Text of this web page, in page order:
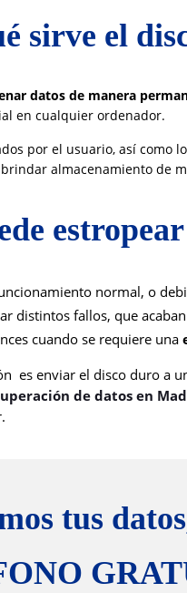
sirve el
datos de manera
en cualquier ordenador.
por el usuario, así como
almacenamiento de
normal, o
fallos, que
cuando se requiere una
es enviar el disco duro a
de datos en
tus